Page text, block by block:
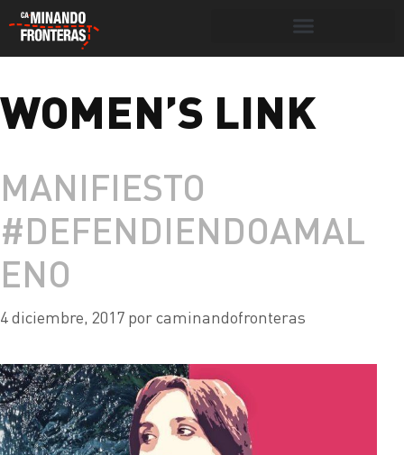
Portada »women's link
WOMEN’S LINK
MANIFIESTO
#DEFENDIENDOAMAL
ENO
4 diciembre, 2017 porcaminandofronteras